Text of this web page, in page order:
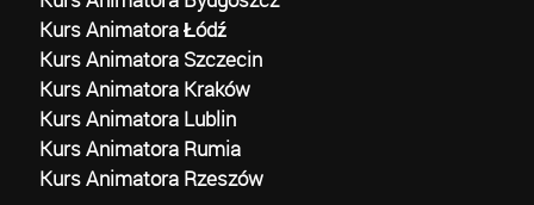
Kurs Animatora Łódź
Kurs Animatora Szczecin
Kurs Animatora Kraków
Kurs Animatora Lublin
Kurs Animatora Rumia
Kurs Animatora Rzeszów